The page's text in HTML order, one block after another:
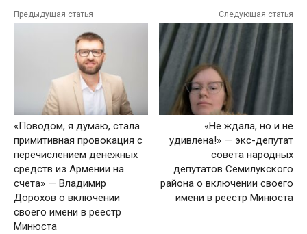
Предыдущая статья
«Поводом, я думаю, стала
примитивная провокация с
перечислением денежных
средств из Армении на
счета» — Владимир
Дорохов о включении
своего имени в реестр
Минюста
Следующая статья
«Не ждала, но и не
удивлена!» — экс-депутат
совета народных
депутатов Семилукского
района о включении своего
имени в реестр Минюста